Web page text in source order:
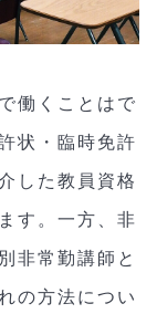
働くことはで
状・臨時免許
した教員資格
す。一方、非
非常勤講師と
の方法につい